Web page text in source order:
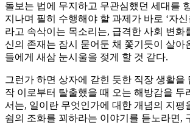
돌보는 법에 무지하고 무관심했던 세대를
지나며 필히 수행해야 할 과제가 바로 ‘자신
라고 속삭이는 목소리는, 급격한 사회 변화
신의 존재는 잠시 묻어둔 채 쫓기듯이 살아
들에게 새삼 눈시울을 젖게 할 것 같다.
그런가 하면 상자에 갇힌 듯한 직장 생활을
작 이로부터 탈출했을 때 오는 해방감을 두
서는, 일이란 무엇인가에 대한 개념의 지평
쉼의 조화를 꾀하라는 이야기를 듣노라면,